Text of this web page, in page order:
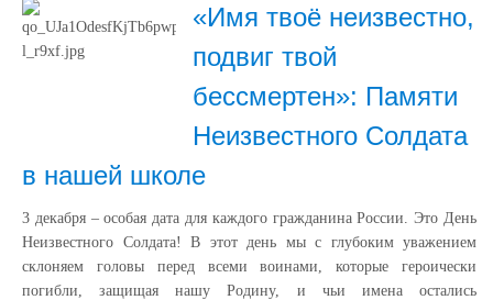
«Имя твоё неизвестно,
подвиг твой
бессмертен»: Памяти
Неизвестного Солдата
в нашей школе
3 декабря – особая дата для каждого гражданина России. Это День
Неизвестного Солдата! В этот день мы с глубоким уважением
склоняем головы перед всеми воинами, которые героически
погибли, защищая нашу Родину, и чьи имена остались